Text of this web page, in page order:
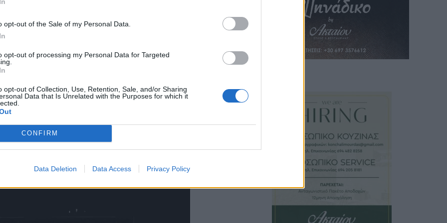
opt-out of the Sale of my Personal Data.
opt-out of processing my Personal Data for Targeted
opt-out of Collection, Use, Retention, Sale, and/or Sharing
Data that Is Unrelated with the Purposes for which it
CONFIRM
Data Deletion Data Access Privacy Policy
στη δημοσιότητα εικόνες κατασχεθέντων όπλων. Ο αρχηγός του
με εγκληματίες και δολοφόνους για να στοχοποιήσουν και να
Αμερικανούς στο έδαφος των ΗΠΑ, και αυτό απλά δεν θα γίνει ανεκτό.
δουλειά του FBI, τα θανατηφόρα σχέδια τους διαταράχθηκαν».